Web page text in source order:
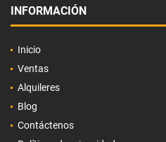
INFORMACIÓN
Inicio
Ventas
Alquileres
Blog
Contáctenos